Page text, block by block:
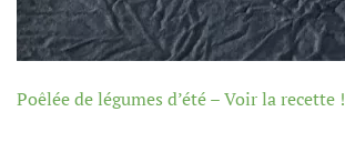
Poêlée de légumes d’été – Voir la recette !